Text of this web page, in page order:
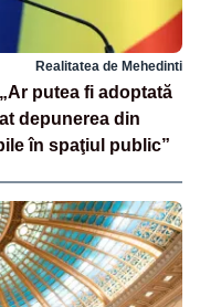
Realitatea de Mehedinti
putea fi adoptată
depunerea din
în spaţiul public”